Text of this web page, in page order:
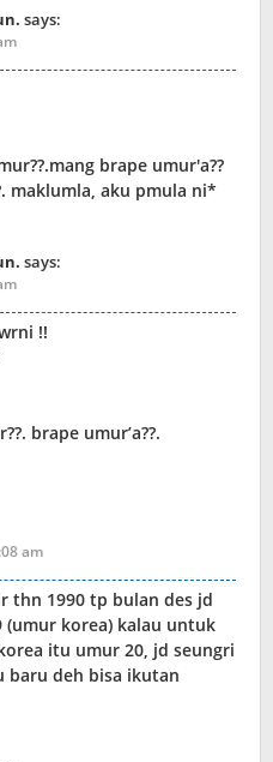
says:
brape umur'a??
maklumla, aku pmula ni*
says:
!!
brape umur’a??.
am
thn 1990 tp bulan des jd
(umur korea) kalau untuk
itu umur 20, jd seungri
baru deh bisa ikutan